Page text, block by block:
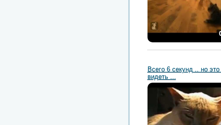
Всего 6 секунд .. но
видеть ...